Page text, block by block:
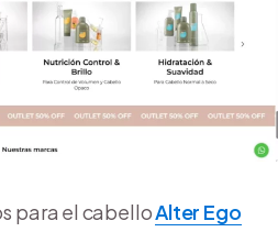
para el cabelloAlter Ego